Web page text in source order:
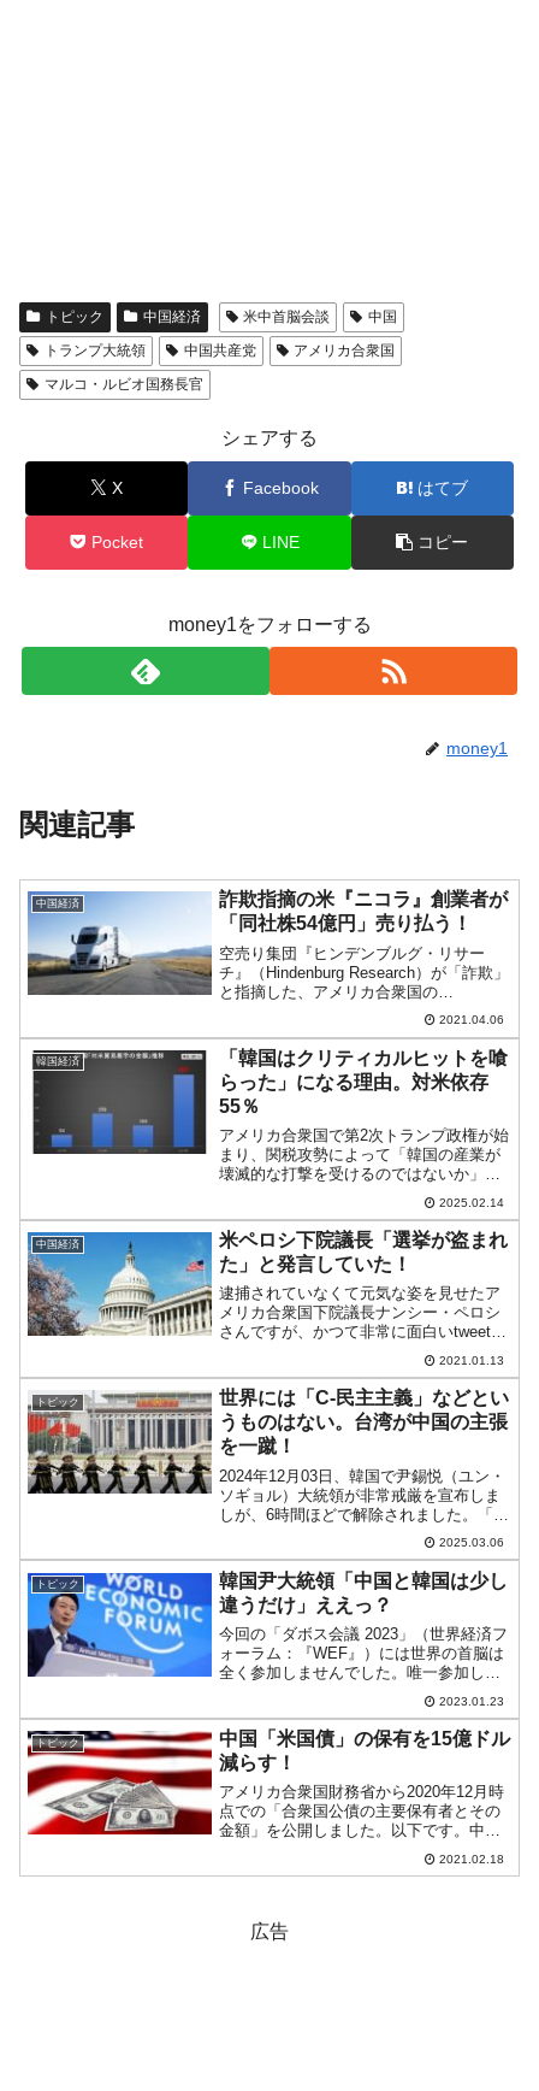
トピック 中国経済 米中首脳会談
中国
トランプ大統領
中国共産党
アメリカ合衆国
マルコ・ルビオ国務長官
シェアする
X Facebook はてブ
Pocket LINE コピー
money1をフォローする
money1
関連記事
中国経済
詐欺指摘の米『ニコラ』創業者が
「同社株54億円」売り払う！
空売り集団『ヒンデンブルグ・リサー
チ』（Hindenburg Research）が「詐欺」
と指摘した、アメリカ合衆国の
『Nikola（ニコラ）』。燃料電池トラッ
クを製造するという触れ込みだったので
すが、先にご紹介したとおり、創業者で
もあるT...
2021.04.06
韓国経済
「韓国はクリティカルヒットを喰
らった」になる理由。対米依存
55％
アメリカ合衆国で第2次トランプ政権が始
まり、関税攻勢によって「韓国の産業が
壊滅的な打撃を受けるのではないか」と
の懸念が浮上しています。この予測は
（このまま進めば）間違ってはいませ
ん。上掲記事でご紹介したとおり、鉄
鋼、加えて自動車と半導体が打...
2025.02.14
中国経済
米ペロシ下院議長「選挙が盗まれ
た」と発言していた！
逮捕されていなくて元気な姿を見せたア
メリカ合衆国下院議長ナンシー・ペロシ
さんですが、かつて非常に面白いtweetを
行なっていたことが分かりました。以下
のペロシさんのかつてのtweetをご覧くだ
さい。Our election was hija...
2021.01.13
トピック
世界には「C-民主主義」などとい
うものはない。台湾が中国の主張
を一蹴！
2024年12月03日、韓国で尹錫悦（ユン・
ソギョル）大統領が非常戒厳を宣布しま
しが、6時間ほどで解除されました。「韓
国の成熟した民主主義」「日本も韓国の
民主主義をうらやんでいる」などと誇っ
ていましたが、なんのことはない尹錫悦
（ユン・ソギョ...
2025.03.06
トピック
韓国尹大統領「中国と韓国は少し
違うだけ」ええっ？
今回の「ダボス会議 2023」（世界経済フ
ォーラム：『WEF』）には世界の首脳は
全く参加しませんでした。唯一参加した
のが韓国の尹錫悦（ユン・ソギョル）大
統領です。先にご紹介したとおり、なか
なかご機嫌なご様子だったのですが、非
常に興味深い発言...
2023.01.23
トピック
中国「米国債」の保有を15億ドル
減らす！
アメリカ合衆国財務省から2020年12月時
点での「合衆国公債の主要保有者とその
金額」を公開しました。以下です。中国
は「1兆615億ドル」を保有しており、11
月時点「1兆630億ドル」から「15億ド
2021.02.18
広告